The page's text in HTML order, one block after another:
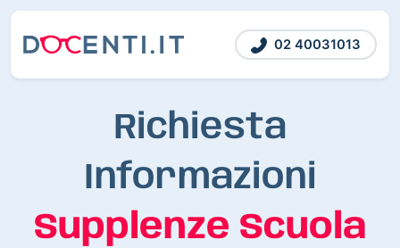
02 40031013
Richiesta
Informazioni
Supplenze Scuola